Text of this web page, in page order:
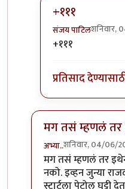
+१११
संजय पाटिलशनिवार,
In reply to
+१११
प्रतिसाद
मग तसं म्हणलं
अभ्या..शनिवार, 04/06/
In reply toअभ्यादादा
मग तसं म्हणलं तर
नको. इव्हन जुन्या